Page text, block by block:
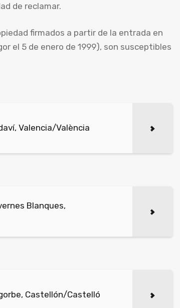
de reclamar.
firmados a partir de la entrada en
el 5 de enero de 1999), son susceptibles
Valencia/València
Blanques,
Castellón/Castelló